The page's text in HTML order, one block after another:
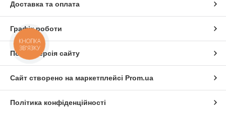
Доставка та оплата
Графік роботи
Повна версія сайту
Сайт створено на маркетплейсі Prom.ua
Політика конфіденційності
КНОПКА
ЗВ'ЯЗКУ